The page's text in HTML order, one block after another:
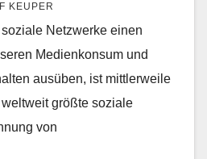
KEUPER
Netzwerke einen
Medienkonsum und
ausüben, ist mittlerweile
größte soziale
von